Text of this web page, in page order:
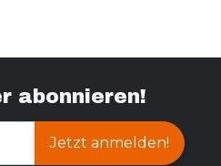
abonnieren!
Jetzt anmelden!